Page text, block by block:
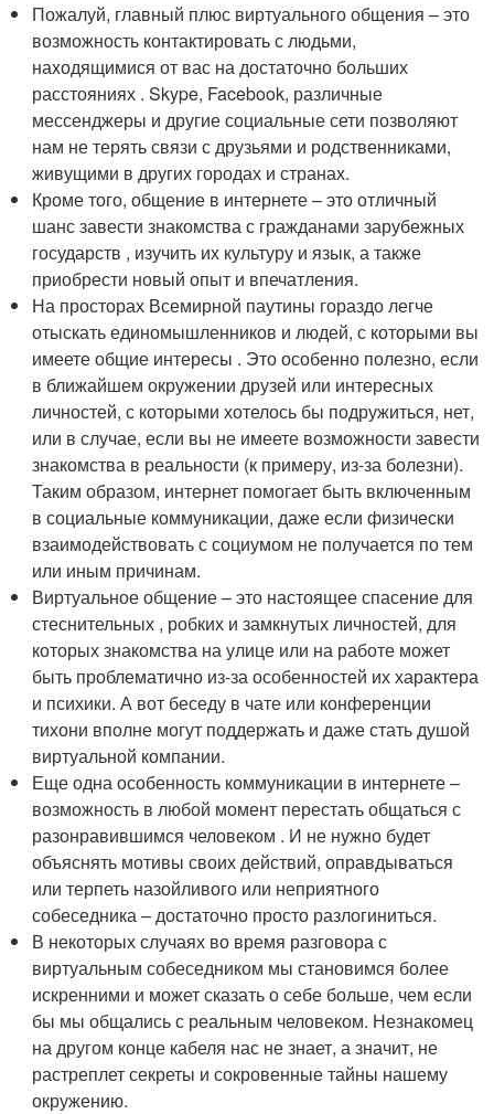
Пожалуй, главный плюс виртуального общения – это
возможность контактировать с людьми,
находящимися от вас на достаточно больших
расстояниях . Skype, Facebook, различные
мессенджеры и другие социальные сети позволяют
нам не терять связи с друзьями и родственниками,
живущими в других городах и странах.
Кроме того, общение в интернете – это отличный
шанс завести знакомства с гражданами зарубежных
государств , изучить их культуру и язык, а также
приобрести новый опыт и впечатления.
На просторах Всемирной паутины гораздо легче
отыскать единомышленников и людей, с которыми вы
имеете общие интересы . Это особенно полезно, если
в ближайшем окружении друзей или интересных
личностей, с которыми хотелось бы подружиться, нет,
или в случае, если вы не имеете возможности завести
знакомства в реальности (к примеру, из-за болезни).
Таким образом, интернет помогает быть включенным
в социальные коммуникации, даже если физически
взаимодействовать с социумом не получается по тем
или иным причинам.
Виртуальное общение – это настоящее спасение для
стеснительных , робких и замкнутых личностей, для
которых знакомства на улице или на работе может
быть проблематично из-за особенностей их характера
и психики. А вот беседу в чате или конференции
тихони вполне могут поддержать и даже стать душой
виртуальной компании.
Еще одна особенность коммуникации в интернете –
возможность в любой момент перестать общаться с
разонравившимся человеком . И не нужно будет
объяснять мотивы своих действий, оправдываться
или терпеть назойливого или неприятного
собеседника – достаточно просто разлогиниться.
В некоторых случаях во время разговора с
виртуальным собеседником мы становимся более
искренними и может сказать о себе больше, чем если
бы мы общались с реальным человеком. Незнакомец
на другом конце кабеля нас не знает, а значит, не
растреплет секреты и сокровенные тайны нашему
окружению.